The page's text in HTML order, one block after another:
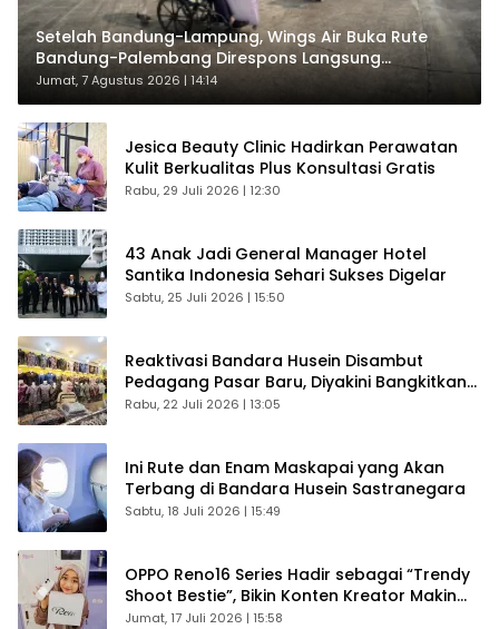
Setelah Bandung-Lampung, Wings Air Buka Rute
Bandung-Palembang Direspons Langsung
Penumpang
Jumat, 7 Agustus 2026 | 14:14
Jesica Beauty Clinic Hadirkan Perawatan
Kulit Berkualitas Plus Konsultasi Gratis
Rabu, 29 Juli 2026 | 12:30
43 Anak Jadi General Manager Hotel
Santika Indonesia Sehari Sukses Digelar
Sabtu, 25 Juli 2026 | 15:50
Reaktivasi Bandara Husein Disambut
Pedagang Pasar Baru, Diyakini Bangkitkan
Kembali Ekonomi Bandung
Rabu, 22 Juli 2026 | 13:05
Ini Rute dan Enam Maskapai yang Akan
Terbang di Bandara Husein Sastranegara
Sabtu, 18 Juli 2026 | 15:49
OPPO Reno16 Series Hadir sebagai “Trendy
Shoot Bestie”, Bikin Konten Kreator Makin
Betah
Jumat, 17 Juli 2026 | 15:58